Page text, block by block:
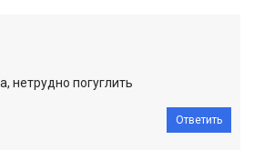
нетрудно погуглить
Ответить